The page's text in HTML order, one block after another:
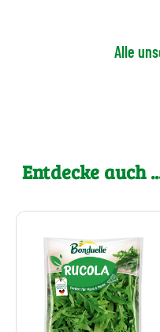
Alle
Entdecke auch